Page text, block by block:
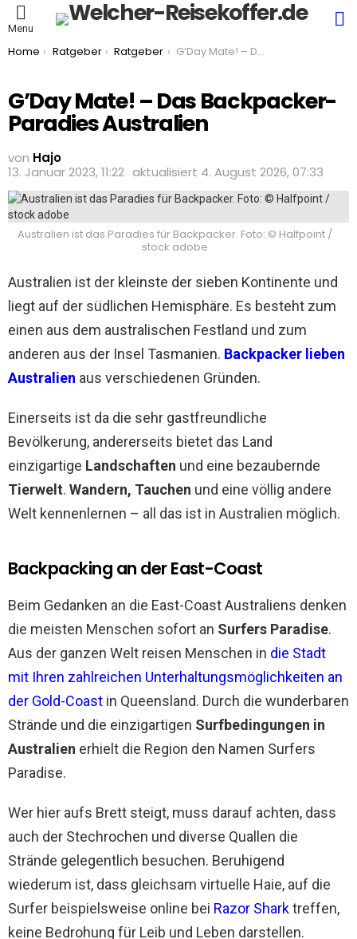
Menu
You are here:
Home Ratgeber Ratgeber G’Day Mate! – Das Backpacker-Paradies Australien
G’Day Mate! – Das Backpacker-
Paradies Australien
von Hajo
13. Januar 2023, 11:22 aktualisiert 4. August 2026, 07:33
Australien ist das Paradies für Backpacker. Foto: © Halfpoint /
stock adobe
Australien ist der kleinste der sieben Kontinente und
liegt auf der südlichen Hemisphäre. Es besteht zum
einen aus dem australischen Festland und zum
anderen aus der Insel Tasmanien. Backpacker lieben
Australien aus verschiedenen Gründen.
Einerseits ist da die sehr gastfreundliche
Bevölkerung, andererseits bietet das Land
einzigartige Landschaften und eine bezaubernde
Tierwelt. Wandern, Tauchen und eine völlig andere
Welt kennenlernen – all das ist in Australien möglich.
Backpacking an der East-Coast
Beim Gedanken an die East-Coast Australiens denken
die meisten Menschen sofort an Surfers Paradise.
Aus der ganzen Welt reisen Menschen in die Stadt
mit Ihren zahlreichen Unterhaltungsmöglichkeiten an
der Gold-Coast in Queensland. Durch die wunderbaren
Strände und die einzigartigen Surfbedingungen in
Australien erhielt die Region den Namen Surfers
Paradise.
Wer hier aufs Brett steigt, muss darauf achten, dass
auch der Stechrochen und diverse Quallen die
Strände gelegentlich besuchen. Beruhigend
wiederum ist, dass gleichsam virtuelle Haie, auf die
Surfer beispielsweise online bei Razor Sharktreffen,
keine Bedrohung für Leib und Leben darstellen.